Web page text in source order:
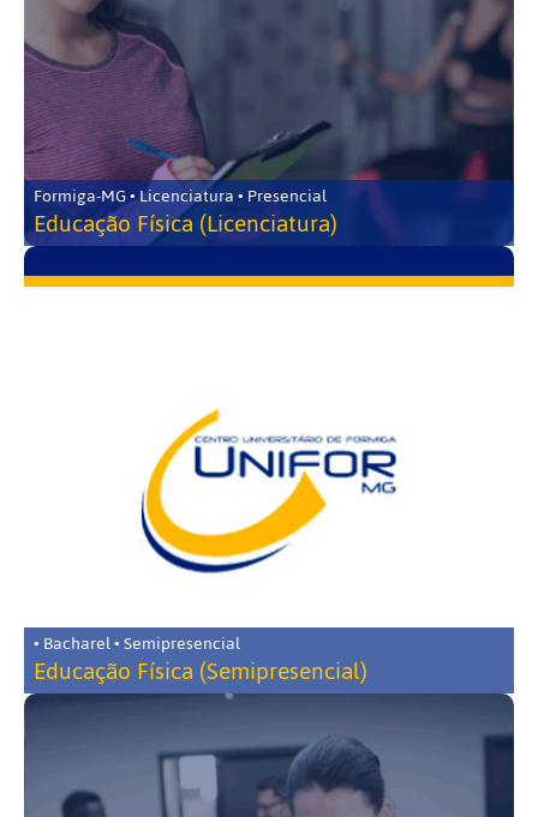
Formiga-MG • Licenciatura • Presencial
Educação Física (Licenciatura)
• Bacharel • Semipresencial
Educação Física (Semipresencial)